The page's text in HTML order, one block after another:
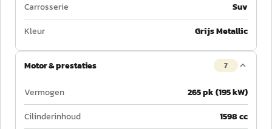
Carrosserie
Suv
Kleur
Grijs Metallic
Motor & prestaties 7
Vermogen
265 pk (195 kW)
Cilinderinhoud
1598 cc